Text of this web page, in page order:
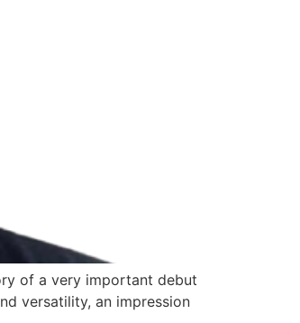
of a very important debut
versatility, an impression